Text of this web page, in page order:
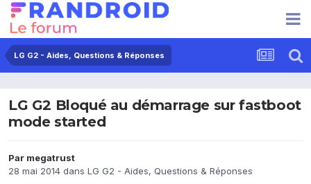
LG G2 - Aides, Questions & Réponses
LG G2 Bloqué au démarrage sur fastboot
mode started
Par megatrust
28 mai 2014 dans LG G2 - Aides, Questions & Réponses